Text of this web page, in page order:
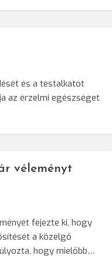
és a testalkatot
az érzelmi egészséget
véleményt
fejezte ki, hogy
a közelgő
hogy mielőbb…